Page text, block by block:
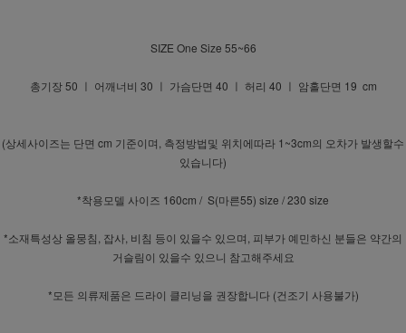
SIZE One Size 55~66
총기장 50 ㅣ 어깨너비 30 ㅣ 가슴단면 40 ㅣ 허리 40 ㅣ 암홀단면 19 cm
(상세사이즈는 단면 cm 기준이며, 측정방법및 위치에따라 1~3cm의 오차가 발생할수
있습니다)
*착용모델 사이즈 160cm / S(마른55) size / 230 size
*소재특성상 올뭉침, 잡사, 비침 등이 있을수 있으며, 피부가 예민하신 분들은 약간의
거슬림이 있을수 있으니 참고해주세요
*모든 의류제품은 드라이 클리닝을 권장합니다 (건조기 사용불가)